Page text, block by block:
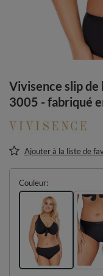
Vivisence slip de
3005 - fabriqué
Ajouter à la liste de
Couleur